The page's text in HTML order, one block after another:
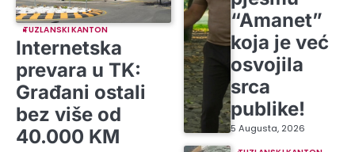
TUZLANSKI KANTON
Internetska
prevara u TK:
Građani ostali
bez više od
40.000 KM
“Amanet”
koja je već
osvojila
srca
publike!
5 Augusta, 2026